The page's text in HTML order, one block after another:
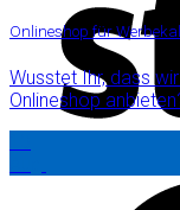
Onlineshop für
Wusstet Ihr, dass
Onlineshop